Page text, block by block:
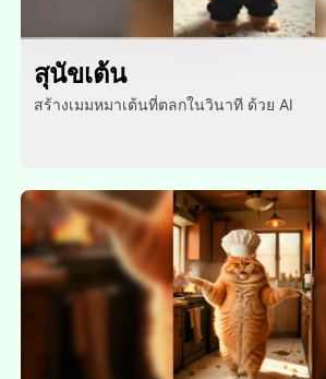
สุนัขเต้น
สร้างเมมหมาเต้นที่ตลกในวินาที ด้วย AI